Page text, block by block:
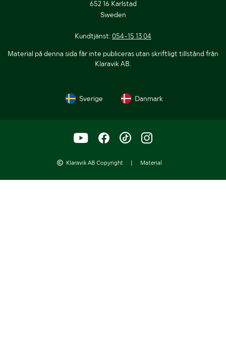
652 16 Karlstad
Sweden
Kundtjänst: 054-15 13 04
Material på denna sida får inte publiceras utan skriftligt tillstånd från
Klaravik AB.
Sverige Danmark
Klaravik AB Copyright | Material